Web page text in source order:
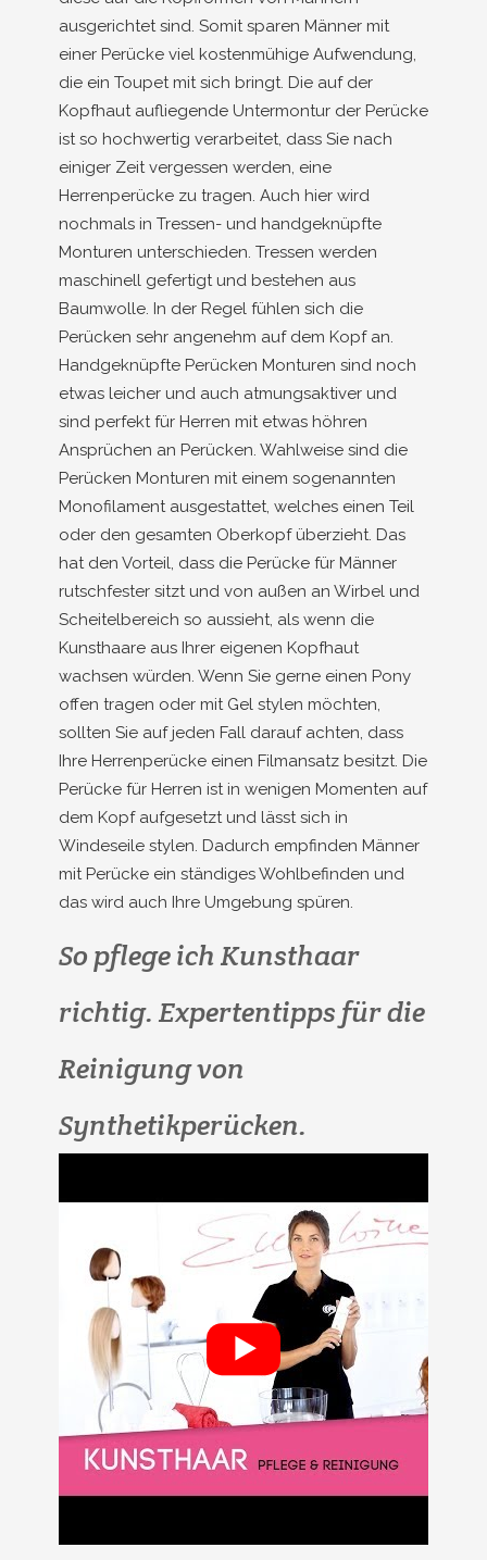
ausgerichtet sind. Somit sparen Männer mit
einer Perücke viel kostenmühige Aufwendung,
die ein Toupet mit sich bringt. Die auf der
Kopfhaut aufliegende Untermontur der Perücke
ist so hochwertig verarbeitet, dass Sie nach
einiger Zeit vergessen werden, eine
Herrenperücke zu tragen. Auch hier wird
nochmals in Tressen- und handgeknüpfte
Monturen unterschieden. Tressen werden
maschinell gefertigt und bestehen aus
Baumwolle. In der Regel fühlen sich die
Perücken sehr angenehm auf dem Kopf an.
Handgeknüpfte Perücken Monturen sind noch
etwas leicher und auch atmungsaktiver und
sind perfekt für Herren mit etwas höhren
Ansprüchen an Perücken. Wahlweise sind die
Perücken Monturen mit einem sogenannten
Monofilament ausgestattet, welches einen Teil
oder den gesamten Oberkopf überzieht. Das
hat den Vorteil, dass die Perücke für Männer
rutschfester sitzt und von außen an Wirbel und
Scheitelbereich so aussieht, als wenn die
Kunsthaare aus Ihrer eigenen Kopfhaut
wachsen würden. Wenn Sie gerne einen Pony
offen tragen oder mit Gel stylen möchten,
sollten Sie auf jeden Fall darauf achten, dass
Ihre Herrenperücke einen Filmansatz besitzt. Die
Perücke für Herren ist in wenigen Momenten auf
dem Kopf aufgesetzt und lässt sich in
Windeseile stylen. Dadurch empfinden Männer
mit Perücke ein ständiges Wohlbefinden und
das wird auch Ihre Umgebung spüren.
So pflege ich Kunsthaar
richtig. Expertentipps für die
Reinigung von
Synthetikperücken.